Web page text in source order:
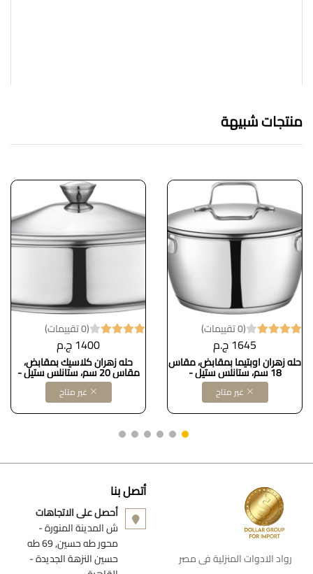
منتجات شبيهة
(0 تقييمات)
1645 ج.م
حله زهران اوبتيما بمقابض، مقاس
18 سم، ستانلس ستيل -
330040018
غير متاح
(0 تقييمات)
1400 ج.م
حله زهران كلاسيك بمقابض،
مقاس 20 سم، ستانلس ستيل -
غير متاح
رواد الادوات المنزلية فى مصر
أتصل بنا
أحصل على الاتجاهات
ش المدينة المنورة -
محور طه حسين, 69 طه
حسين النزهة الجديدة -